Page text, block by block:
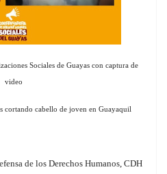
Sociales de Guayas con captura de
video
cortando cabello de joven en Guayaquil
de los Derechos Humanos, CDH